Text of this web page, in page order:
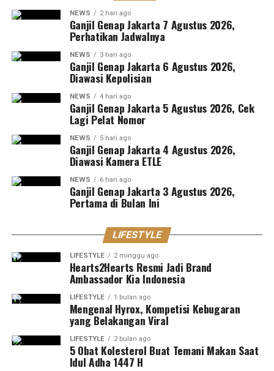
NEWS 2 hari ago
Ganjil Genap Jakarta 7 Agustus 2026,
Perhatikan Jadwalnya
NEWS 3 hari ago
Ganjil Genap Jakarta 6 Agustus 2026,
Diawasi Kepolisian
NEWS 4 hari ago
Ganjil Genap Jakarta 5 Agustus 2026, Cek
Lagi Pelat Nomor
NEWS 5 hari ago
Ganjil Genap Jakarta 4 Agustus 2026,
Diawasi Kamera ETLE
NEWS 6 hari ago
Ganjil Genap Jakarta 3 Agustus 2026,
Pertama di Bulan Ini
LIFESTYLE
LIFESTYLE 2 minggu ago
Hearts2Hearts Resmi Jadi Brand
Ambassador Kia Indonesia
LIFESTYLE 1 bulan ago
Mengenal Hyrox, Kompetisi Kebugaran
yang Belakangan Viral
LIFESTYLE 2 bulan ago
5 Obat Kolesterol Buat Temani Makan Saat
Idul Adha 1447 H